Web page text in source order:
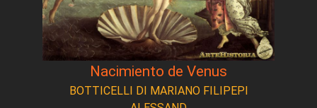
Nacimiento de Venus
BOTTICELLI DI MARIANO FILIPEPI